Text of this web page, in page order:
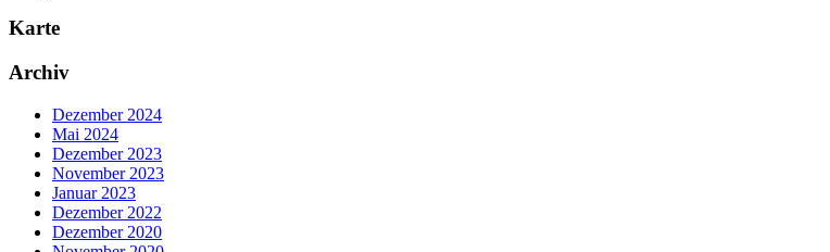
Karte
Archiv
Dezember 2024
Mai 2024
Dezember 2023
November 2023
Januar 2023
Dezember 2022
Dezember 2020